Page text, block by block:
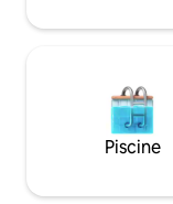
voiture
Piscine